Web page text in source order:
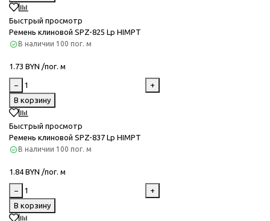
Быстрый просмотр
Ремень клиновой SPZ-825 Lp HIMPT
В наличии 100 пог. м
1.73 BYN /пог. м
−
+
В корзину
Быстрый просмотр
Ремень клиновой SPZ-837 Lp HIMPT
В наличии 100 пог. м
1.84 BYN /пог. м
−
+
В корзину